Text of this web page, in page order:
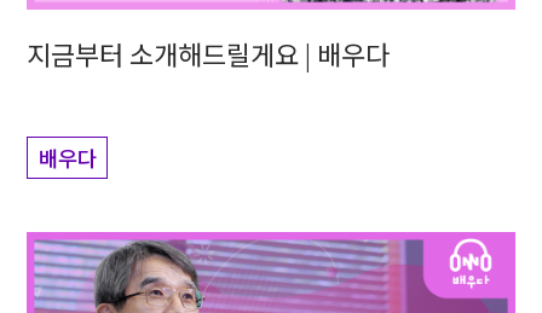
지금부터 소개해드릴게요 | 배우다
배우다